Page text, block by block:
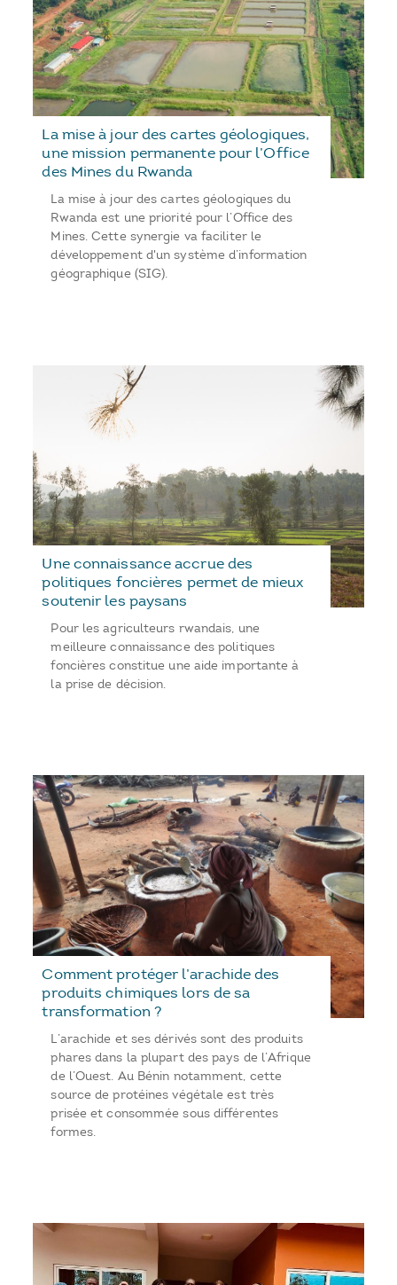
La mise à jour des cartes géologiques,
une mission permanente pour l’Office
des Mines du Rwanda
La mise à jour des cartes géologiques du
Rwanda est une priorité pour l’Office des
Mines. Cette synergie va faciliter le
développement d'un système d’information
géographique (SIG).
Une connaissance accrue des
politiques foncières permet de mieux
soutenir les paysans
Pour les agriculteurs rwandais, une
meilleure connaissance des politiques
foncières constitue une aide importante à
la prise de décision.
Comment protéger l’arachide des
produits chimiques lors de sa
transformation ?
L’arachide et ses dérivés sont des produits
phares dans la plupart des pays de l’Afrique
de l’Ouest. Au Bénin notamment, cette
source de protéines végétale est très
prisée et consommée sous différentes
formes.